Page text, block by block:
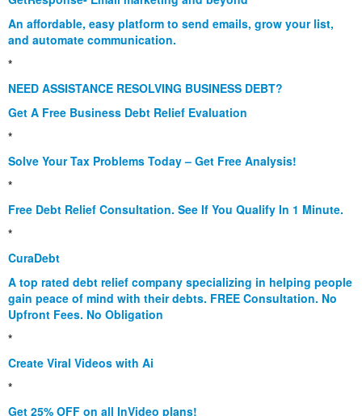
An affordable, easy platform to send emails, grow your list,
and automate communication.
*
NEED ASSISTANCE RESOLVING BUSINESS DEBT?
Get A Free Business Debt Relief Evaluation
*
Solve Your Tax Problems Today – Get Free Analysis!
*
Free Debt Relief Consultation. See If You Qualify In 1 Minute.
*
CuraDebt
A top rated debt relief company specializing in helping people
gain peace of mind with their debts. FREE Consultation. No
Upfront Fees. No Obligation
*
Create Viral Videos with Ai
*
Get 25% OFF on all InVideo plans!